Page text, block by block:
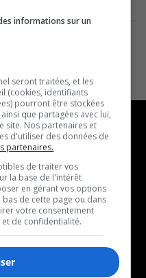
MUSIQUE
- Décompte franco
- Joué récemment
BALADOS
informations sur un
seront traitées, et les
(cookies, identifiants
pourront être stockées
que partagées avec lui,
site. Nos partenaires et
d'utiliser des données de
partenaires.
de traiter vos
la base de l'intérêt
en gérant vos options
bas de cette page ou dans
votre consentement
de confidentialité.